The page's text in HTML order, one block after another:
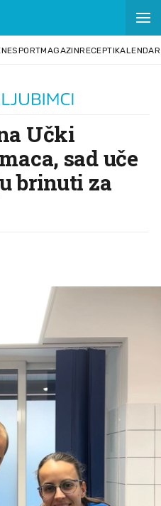
SPORTMAGAZINRECEPTIKALENDAR
Učki
sad uče
brinuti za